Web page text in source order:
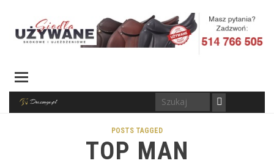
POSTS TAGGED
TOP MAN